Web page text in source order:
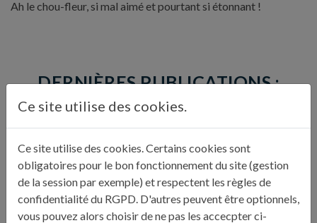
Ah le chou-fleur, si mal aimé et pourtant si étonnant !
DERNIÈRES PUBLICATIONS :
"BILLETS D'HUMEUR"
Ce site utilise des cookies.
Ce site utilise des cookies. Certains cookies sont
obligatoires pour le bon fonctionnement du site (gestion
de la session par exemple) et respectent les règles de
confidentialité du RGPD. D'autres peuvent être optionnels,
vous pouvez alors choisir de ne pas les accecpter ci-